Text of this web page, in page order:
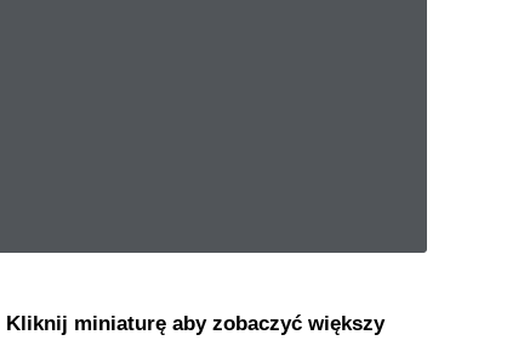
Kliknij miniaturę aby zobaczyć większy